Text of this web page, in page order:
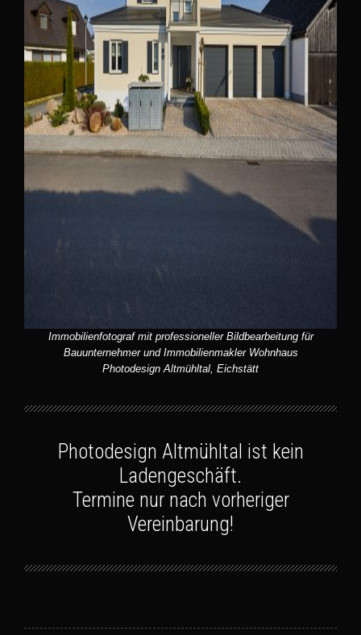
Immobilienfotograf mit professioneller Bildbearbeitung für
Bauunternehmer und Immobilienmakler Wohnhaus
Photodesign Altmühltal, Eichstätt
Photodesign Altmühltal ist kein
Ladengeschäft.
Termine nur nach vorheriger
Vereinbarung!